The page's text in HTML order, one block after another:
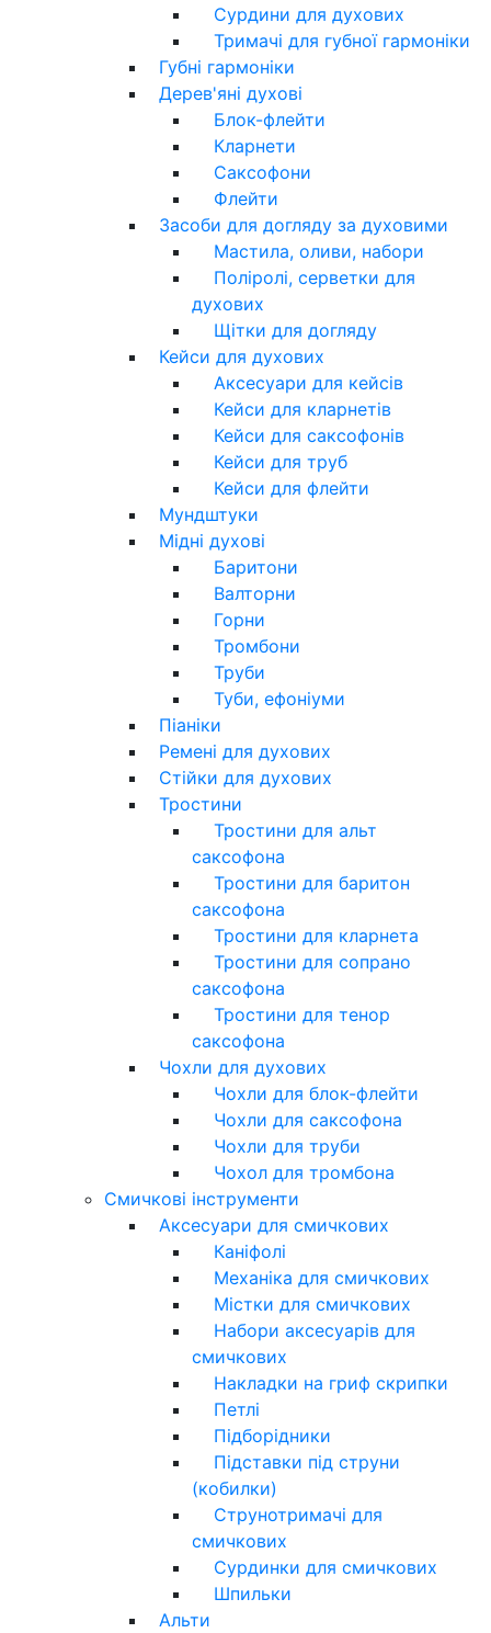
Сурдини для духових
Тримачі для губної гармоніки
Губні гармоніки
Дерев'яні духові
Блок-флейти
Кларнети
Саксофони
Флейти
Засоби для догляду за духовими
Мастила, оливи, набори
Поліролі, серветки для
духових
Щітки для догляду
Кейси для духових
Аксесуари для кейсів
Кейси для кларнетів
Кейси для саксофонів
Кейси для труб
Кейси для флейти
Мундштуки
Мідні духові
Баритони
Валторни
Горни
Тромбони
Труби
Туби, ефоніуми
Піаніки
Ремені для духових
Стійки для духових
Тростини
Тростини для альт
саксофона
Тростини для баритон
саксофона
Тростини для кларнета
Тростини для сопрано
саксофона
Тростини для тенор
саксофона
Чохли для духових
Чохли для блок-флейти
Чохли для саксофона
Чохли для труби
Чохол для тромбона
Смичкові інструменти
Аксесуари для смичкових
Каніфолі
Механіка для смичкових
Містки для смичкових
Набори аксесуарів для
смичкових
Накладки на гриф скрипки
Петлі
Підборідники
Підставки під струни
(кобилки)
Струнотримачі для
смичкових
Сурдинки для смичкових
Шпильки
Альти